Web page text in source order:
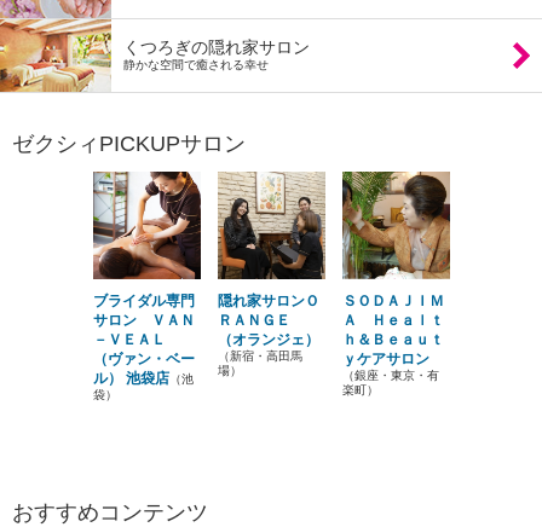
くつろぎの隠れ家サロン
静かな空間で癒される幸せ
ゼクシィPICKUPサロン
ブライダル専門
サロン ＶＡＮ
－ＶＥＡＬ
（ヴァン・ベー
ル） 池袋店（池
袋）
隠れ家サロンＯ
ＲＡＮＧＥ
（オランジェ）
（新宿・高田馬
場）
ＳＯＤＡＪＩＭ
Ａ Ｈｅａｌｔ
ｈ＆Ｂｅａｕｔ
ｙケアサロン
（銀座・東京・有
楽町）
おすすめコンテンツ